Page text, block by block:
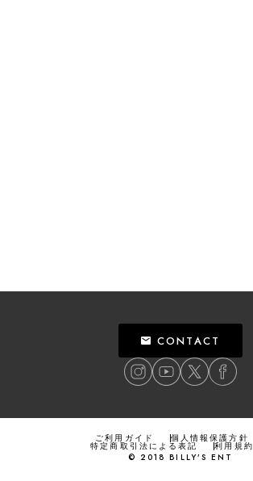
CONTACT
ご利用ガイド 個人情報保護方針
特定商取引法による表記
利用規約
© 2018 BILLY’S ENT